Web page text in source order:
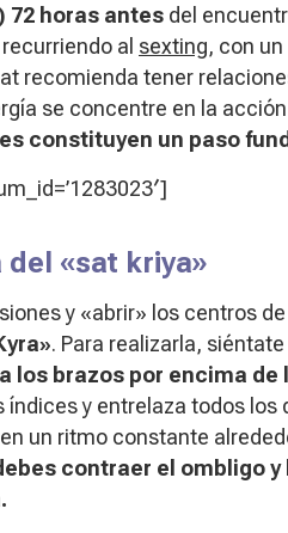
horas antes del
al sexting, con
recomienda tener
se concentre en la
constituyen un paso
del «sat kriya»
y «abrir» los centros
. Para realizarla,
los brazos por encima de
índices y entrelaza todos los
un ritmo constante
contraer el ombligo y